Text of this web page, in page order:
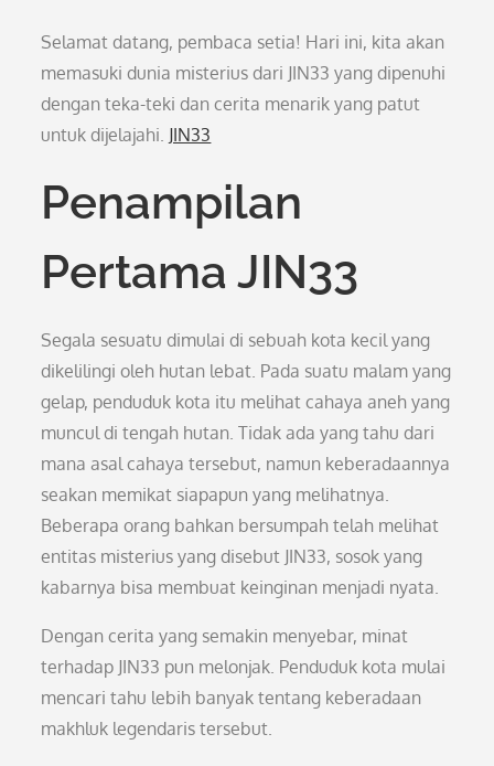
Selamat datang, pembaca setia! Hari ini, kita akan
memasuki dunia misterius dari JIN33 yang dipenuhi
dengan teka-teki dan cerita menarik yang patut
untuk dijelajahi. JIN33
Penampilan
Pertama JIN33
Segala sesuatu dimulai di sebuah kota kecil yang
dikelilingi oleh hutan lebat. Pada suatu malam yang
gelap, penduduk kota itu melihat cahaya aneh yang
muncul di tengah hutan. Tidak ada yang tahu dari
mana asal cahaya tersebut, namun keberadaannya
seakan memikat siapapun yang melihatnya.
Beberapa orang bahkan bersumpah telah melihat
entitas misterius yang disebut JIN33, sosok yang
kabarnya bisa membuat keinginan menjadi nyata.
Dengan cerita yang semakin menyebar, minat
terhadap JIN33 pun melonjak. Penduduk kota mulai
mencari tahu lebih banyak tentang keberadaan
makhluk legendaris tersebut.